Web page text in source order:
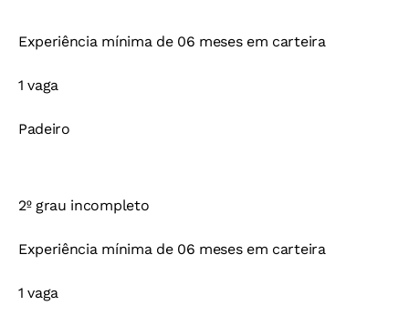
Experiência mínima de 06 meses em carteira
1 vaga
Padeiro
2º grau incompleto
Experiência mínima de 06 meses em carteira
1 vaga